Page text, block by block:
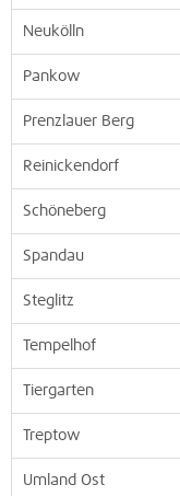
Neukölln
Pankow
Prenzlauer Berg
Reinickendorf
Schöneberg
Spandau
Steglitz
Tempelhof
Tiergarten
Treptow
Umland Ost